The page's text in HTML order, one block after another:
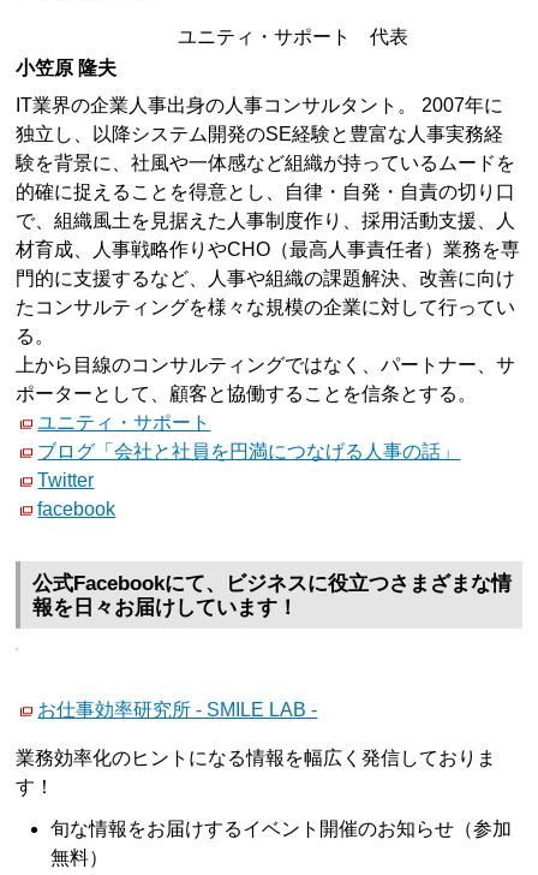
ユニティ・サポート 代表
小笠原 隆夫
IT業界の企業人事出身の人事コンサルタント。 2007年に
独立し、以降システム開発のSE経験と豊富な人事実務経
験を背景に、社風や一体感など組織が持っているムードを
的確に捉えることを得意とし、自律・自発・自責の切り口
で、組織風土を見据えた人事制度作り、採用活動支援、人
材育成、人事戦略作りやCHO（最高人事責任者）業務を専
門的に支援するなど、人事や組織の課題解決、改善に向け
たコンサルティングを様々な規模の企業に対して行ってい
る。
上から目線のコンサルティングではなく、パートナー、サ
ポーターとして、顧客と協働することを信条とする。
ユニティ・サポート
ブログ「会社と社員を円満につなげる人事の話」
Twitter
facebook
公式Facebookにて、ビジネスに役立つさまざまな情
報を日々お届けしています！
お仕事効率研究所 - SMILE LAB -
業務効率化のヒントになる情報を幅広く発信しておりま
す！
旬な情報をお届けするイベント開催のお知らせ（参加
無料）